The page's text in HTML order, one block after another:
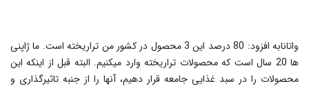
واتانابه افزود: 80 درصد این 3 محصول در کشور من تراریخته است. ما ژاپنی
ها 20 سال است که محصولات تراریخته وارد می‎کنیم. البته قبل از اینکه این
محصولات را در سبد غذایی جامعه قرار دهیم، آن‎ها را از جنبه تاثیرگذاری و